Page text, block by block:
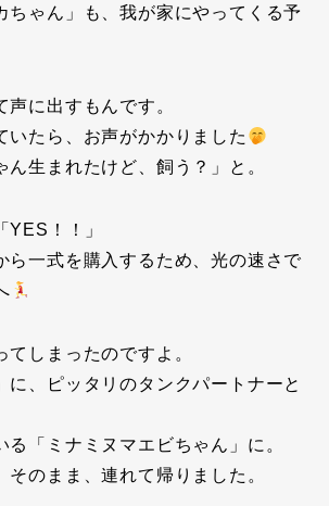
ちゃん」も、我が家にやってくる予
声に出すもんです。
いたら、お声がかかりました
ん生まれたけど、飼う？」と。
YES！！」
ら一式を購入するため、光の速さで
てしまったのですよ。
に、ピッタリのタンクパートナーと
る「ミナミヌマエビちゃん」に。
そのまま、連れて帰りました。